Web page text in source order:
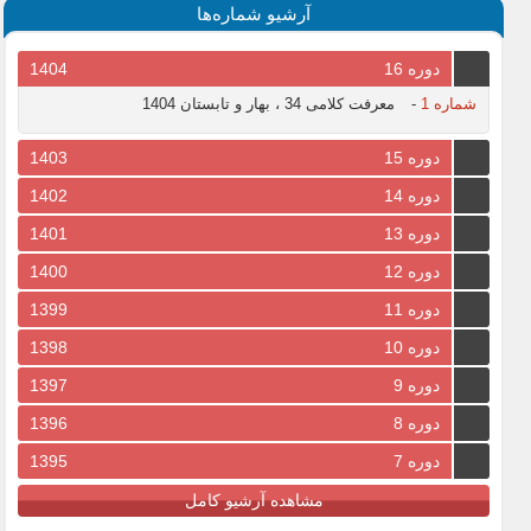
آرشیو شماره‌ها
دوره 16 1404
شماره 1 - معرفت کلامی 34 ، بهار و تابستان 1404
دوره 15
1403
دوره 14
1402
دوره 13
1401
دوره 12
1400
دوره 11
1399
دوره 10
1398
دوره 9
1397
دوره 8
1396
دوره 7
1395
مشاهده آرشیو کامل